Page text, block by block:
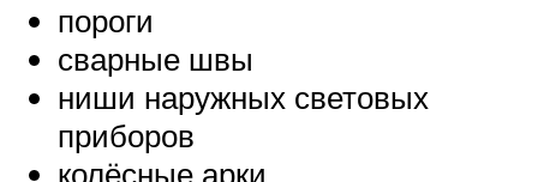
пороги
сварные швы
ниши наружных световых
приборов
колёсные арки